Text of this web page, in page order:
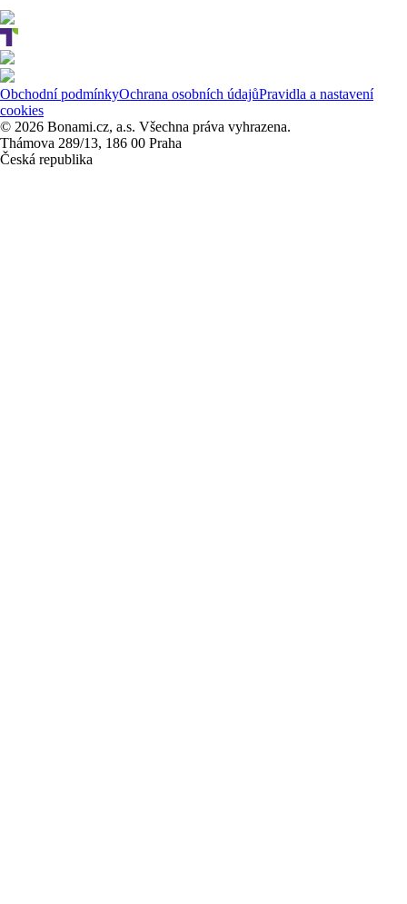
Obchodní podmínkyOchrana osobních údajůPravidla a nastavení
cookies
© 2026 Bonami.cz, a.s. Všechna práva vyhrazena.
Thámova 289/13, 186 00 Praha
Česká republika